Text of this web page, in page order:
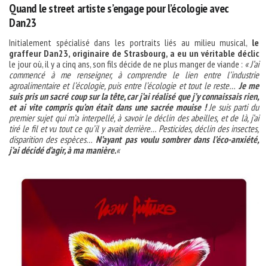
Quand le street artiste s’engage pour l’écologieavec
Dan23
Initialement spécialisé dans les portraits liés au milieu musical, le
graffeur Dan23, originaire de Strasbourg, a eu un véritable déclic
le jour où, il y a cinq ans, son fils décide de ne plus manger de viande : « J’ai
commencé à me renseigner, à comprendre le lien entre l’industrie
agroalimentaire et l’écologie, puis entre l’écologie et tout le reste… Je me
suis pris un sacré coup sur la tête, car j’ai réalisé que j’y connaissais rien,
et ai vite compris qu’on était dans une sacrée mouise !Je suis parti du
premier sujet qui m’a interpellé, à savoir le déclin des abeilles, et de là, j’ai
tiré le fil et vu tout ce qu’il y avait derrière… Pesticides, déclin des insectes,
disparition des espèces…N’ayant pas voulu sombrer dans l’éco-anxiété,
j’ai décidé d’agir, à ma manière.«